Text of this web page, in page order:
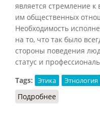
является стремление к
им общественных
Необходимость
на то, что так было
стороны поведения
статус и
Tags:
Этика Этнология
Подробнее